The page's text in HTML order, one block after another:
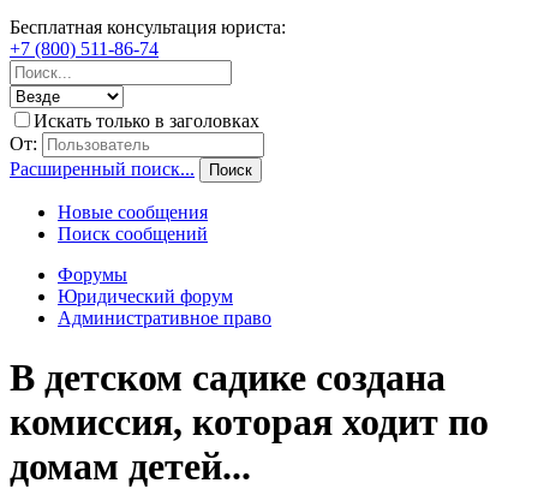
Бесплатная консультация юриста:
+7 (800) 511-86-74
Искать только в заголовках
От:
Расширенный поиск...
Поиск
Новые сообщения
Поиск сообщений
Форумы
Юридический форум
Административное право
В детском садике создана
комиссия, которая ходит по
домам детей...